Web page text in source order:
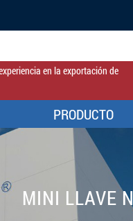
en la exportación de
PRODUCTO
MINI LLAVE